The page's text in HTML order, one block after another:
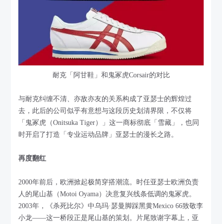
耐克「阿甘鞋」和鬼冢虎Corsair的对比
与耐克纠缠不清、亦敌亦友的关系构成了亚瑟士的辉煌过
去，此后的公司似乎有意想与这段历史划清界限，不仅将
「鬼冢虎（Onitsuka Tiger）」这一商标彻底「雪藏」，也同
时开启了打造「专业运动品牌」亚瑟士的漫长之路。
再度翻红
2000年前后，欧洲掀起极简穿搭潮流。时任亚瑟士欧洲负责
人的尾山基（Motoi Oyama）决意复兴线条低调的鬼冢虎。
2003年，《杀死比尔》中乌玛·瑟曼脚踩黑黄Mexico 66致敬李
小龙——这一桥段正是尾山基的策划。片尾致谢字幕上，亚